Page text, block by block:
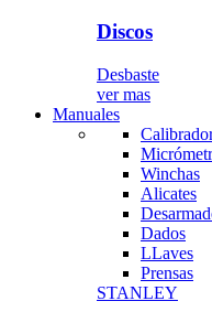
Discos
Desbaste
ver mas
Manuales
Winchas
Alicates
Dados
LLaves
Prensas
STANLEY